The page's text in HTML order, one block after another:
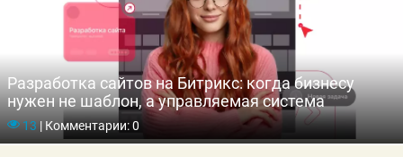
Разработка сайтов на Битрикс: когда бизнесу
нужен не шаблон, а управляемая система
13 |Комментарии: 0